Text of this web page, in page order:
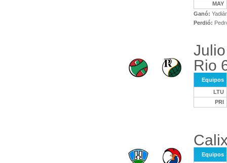
MAY
Ganó:
Perdió:
Rio
Equipos
LTU
PRI
Equipos